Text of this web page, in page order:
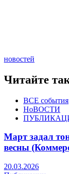
новостей
Читайте
ВСЕ события
НоВОСТИ
Март задал
весны
20.03.2026